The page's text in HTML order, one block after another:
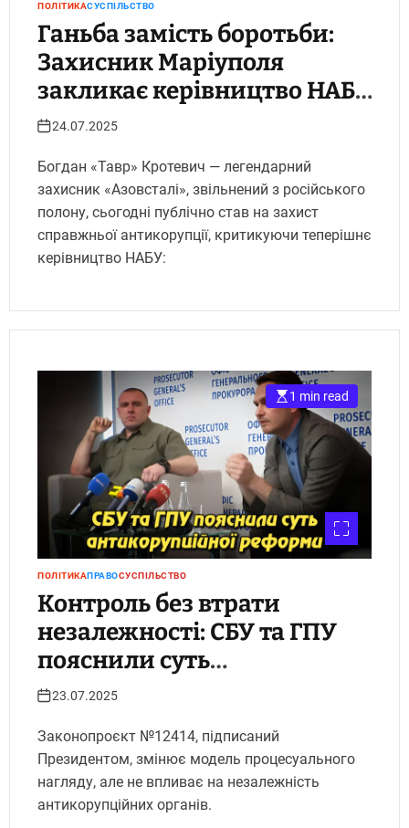
ПОЛІТИКАСУСПІЛЬСТВО
Ганьба замість боротьби:
Захисник Маріуполя
закликає керівництво НАБУ
піти у
24.07.2025
Богдан «Тавр» Кротевич — легендарний
захисник «Азовсталі», звільнений з російського
полону, сьогодні публічно став на захист
справжньої антикорупції, критикуючи теперішнє
керівництво НАБУ:
1 min read
ПОЛІТИКАПРАВОСУСПІЛЬСТВО
Контроль без втрати
незалежності: СБУ та ГПУ
пояснили суть
антикорупційної реформи.
23.07.2025
Законопроєкт №12414, підписаний
Президентом, змінює модель процесуального
нагляду, але не впливає на незалежність
антикорупційних органів.